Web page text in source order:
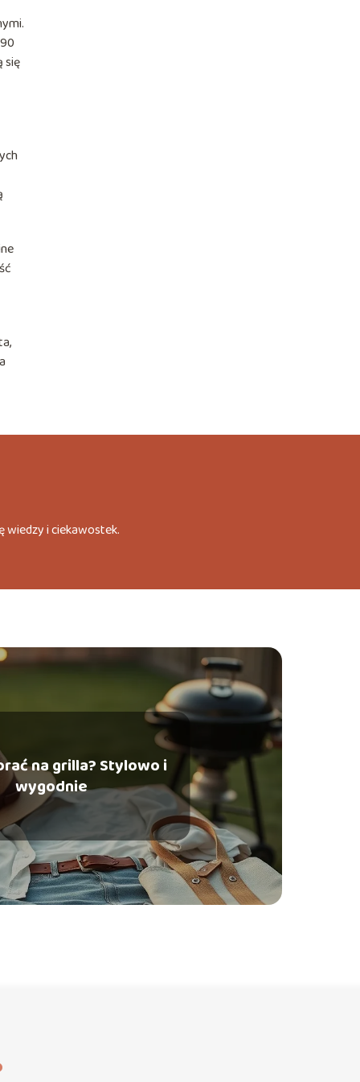
się
wiedzy i ciekawostek.
na grilla? Stylowo i
wygodnie